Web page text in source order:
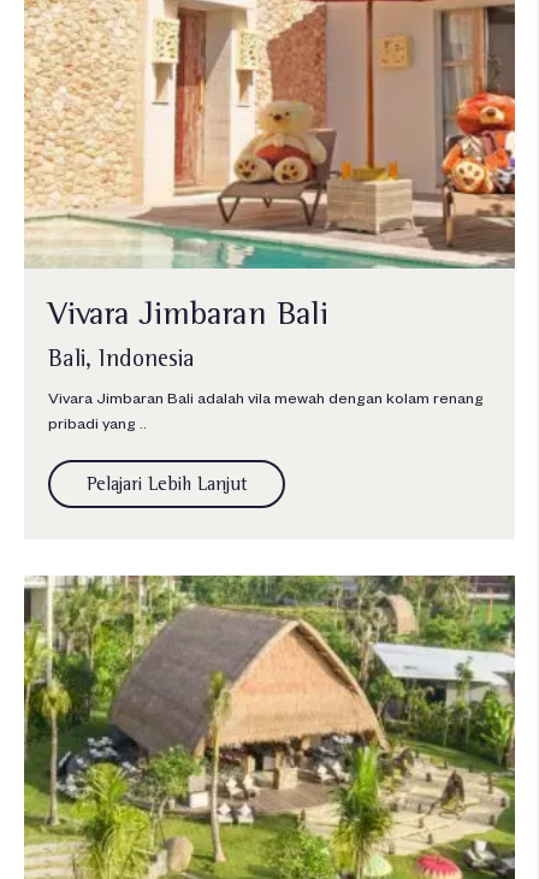
Vivara Jimbaran Bali
Bali, Indonesia
Vivara Jimbaran Bali adalah vila mewah dengan kolam renang
pribadi yang ..
Pelajari Lebih Lanjut